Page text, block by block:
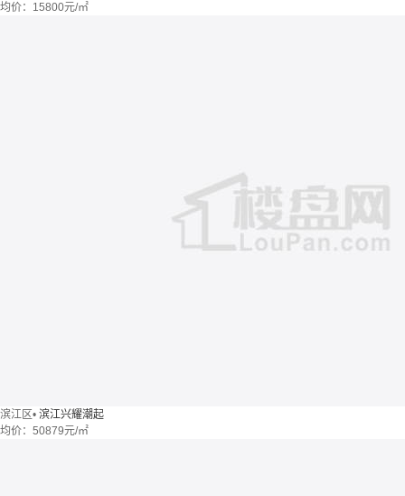
均价： 15800元/㎡
滨江区• 滨江兴耀潮起
均价： 50879元/㎡